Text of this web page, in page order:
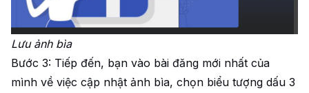
Lưu ảnh bìa
Bước 3: Tiếp đến, bạn vào bài đăng mới nhất của
mình về việc cập nhật ảnh bìa, chọn biểu tượng dấu 3